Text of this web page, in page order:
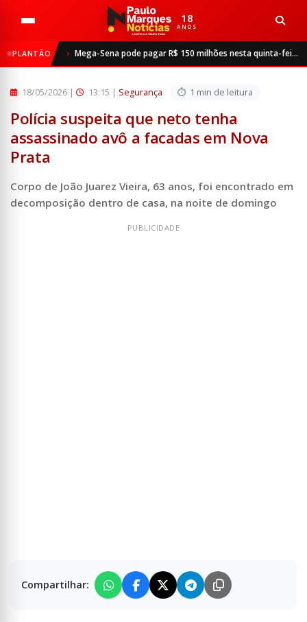
18
ANOS
PLANTÃO Mega-Sena pode pagar R$ 150 milhões nesta quinta-feira; veja como apostar
Segurança
Polícia suspeita que neto tenha assassinado avô a facadas...
18/05/2026 | 13:15 | Segurança 1 min de leitura
Polícia suspeita que neto tenha
assassinado avô a facadas em Nova
Prata
Corpo de João Juarez Vieira, 63 anos, foi encontrado em
decomposição dentro de casa, na noite de domingo
Compartilhar: